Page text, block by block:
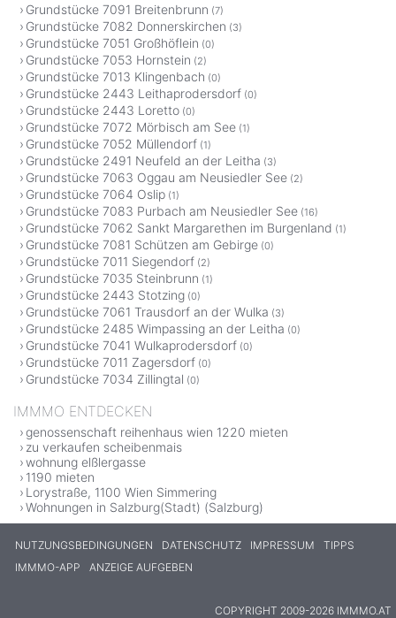
Grundstücke 7091 Breitenbrunn (7)
Grundstücke 7082 Donnerskirchen (3)
Grundstücke 7051 Großhöflein (0)
Grundstücke 7053 Hornstein (2)
Grundstücke 7013 Klingenbach (0)
Grundstücke 2443 Leithaprodersdorf (0)
Grundstücke 2443 Loretto (0)
Grundstücke 7072 Mörbisch am See (1)
Grundstücke 7052 Müllendorf (1)
Grundstücke 2491 Neufeld an der Leitha (3)
Grundstücke 7063 Oggau am Neusiedler See (2)
Grundstücke 7064 Oslip (1)
Grundstücke 7083 Purbach am Neusiedler See (16)
Grundstücke 7062 Sankt Margarethen im Burgenland (1)
Grundstücke 7081 Schützen am Gebirge (0)
Grundstücke 7011 Siegendorf (2)
Grundstücke 7035 Steinbrunn (1)
Grundstücke 2443 Stotzing (0)
Grundstücke 7061 Trausdorf an der Wulka (3)
Grundstücke 2485 Wimpassing an der Leitha (0)
Grundstücke 7041 Wulkaprodersdorf (0)
Grundstücke 7011 Zagersdorf (0)
Grundstücke 7034 Zillingtal (0)
IMMMO ENTDECKEN
genossenschaft reihenhaus wien 1220 mieten
zu verkaufen scheibenmais
wohnung elßlergasse
1190 mieten
Lorystraße, 1100 Wien Simmering
Wohnungen in Salzburg(Stadt) (Salzburg)
NUTZUNGSBEDINGUNGEN DATENSCHUTZ IMPRESSUM
TIPPS
IMMMO-APP
ANZEIGE AUFGEBEN
COPYRIGHT 2009-2026 IMMMO.AT